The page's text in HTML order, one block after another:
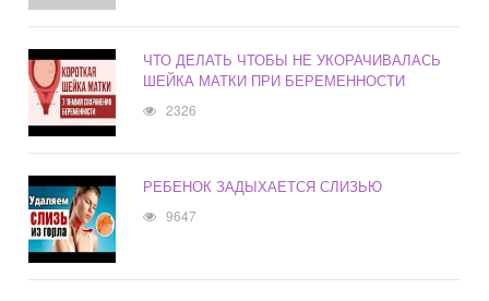
ЧТО ДЕЛАТЬ ЧТОБЫ НЕ УКОРАЧИВАЛАСЬ
ШЕЙКА МАТКИ ПРИ БЕРЕМЕННОСТИ
2326
РЕБЕНОК ЗАДЫХАЕТСЯ СЛИЗЬЮ
9647